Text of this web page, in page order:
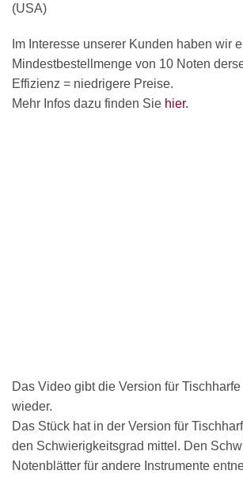
(USA)
Im Interesse unserer Kunden haben wir
Mindestbestellmenge von 10 Noten
Effizienz = niedrigere Preise.
Mehr Infos dazu finden Sie hier.
Das Video gibt die Version für
wieder.
Das Stück hat in der Version für
den Schwierigkeitsgrad mittel. Den
Notenblätter für andere Instrumente
AKKORDZITHER